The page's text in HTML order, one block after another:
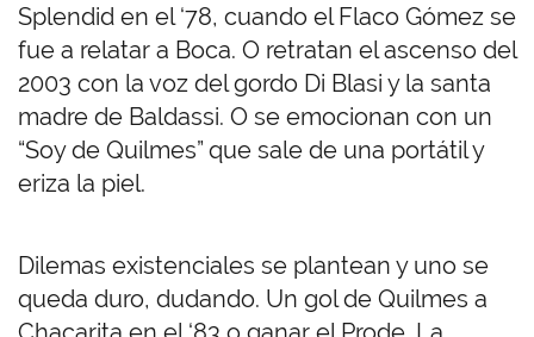
Splendid en el ‘78, cuando el Flaco Gómez se
fue a relatar a Boca. O retratan el ascenso del
2003 con la voz del gordo Di Blasi y la santa
madre de Baldassi. O se emocionan con un
“Soy de Quilmes” que sale de una portátil y
eriza la piel.
Dilemas existenciales se plantean y uno se
queda duro, dudando. Un gol de Quilmes a